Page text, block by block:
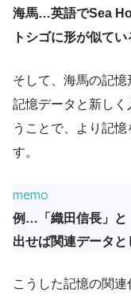
海馬…英語でSea
トシゴに形が似てい
そして、海馬の記
記憶データと新し
うことで、より記
す。
memo
例…「織田信長」と
出せば関連データ
こうした記憶の関